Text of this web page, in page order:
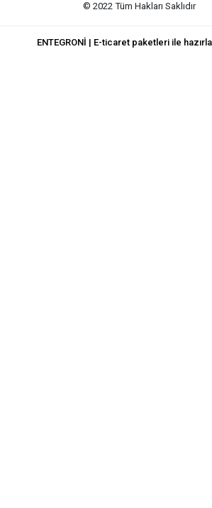
© 2022Tüm Hakları Saklıdır
ENTEGRONİ | E-ticaret paketleri ile